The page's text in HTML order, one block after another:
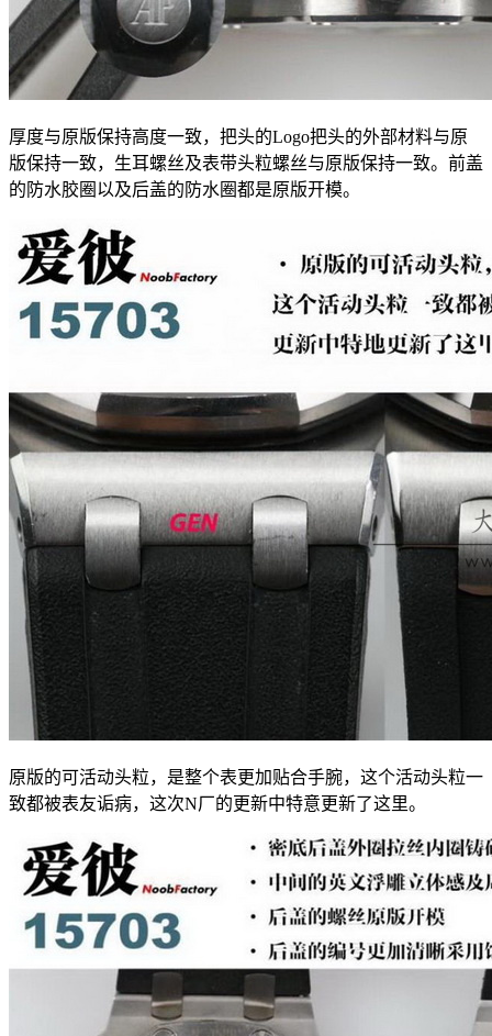
厚度与原版保持高度一致，把头的Logo把头的外部材料与原
版保持一致，生耳螺丝及表带头粒螺丝与原版保持一致。前盖
的防水胶圈以及后盖的防水圈都是原版开模。
原版的可活动头粒，是整个表更加贴合手腕，这个活动头粒一
致都被表友诟病，这次N厂的更新中特意更新了这里。